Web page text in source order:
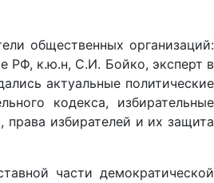
общественных организаций:
РФ, к.ю.н, С.И. Бойко, эксперт в
актуальные политические
кодекса, избирательные
избирателей и их защита
части демократической